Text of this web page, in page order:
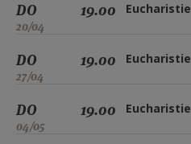
DO
20/04
19.00 Eucharistie
DO
27/04
19.00 Eucharistie
DO
04/05
19.00 Eucharistie